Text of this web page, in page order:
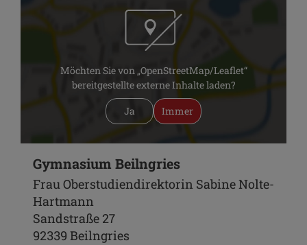
Möchten Sie von „OpenStreetMap/Leaflet“
bereitgestellte externe Inhalte laden?
Ja Immer
Gymnasium Beilngries
Frau Oberstudiendirektorin Sabine Nolte-
Hartmann
Sandstraße 27
92339 Beilngries